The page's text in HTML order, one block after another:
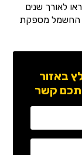
לאורך שנים
החשמל מספקת
באזור
קשר